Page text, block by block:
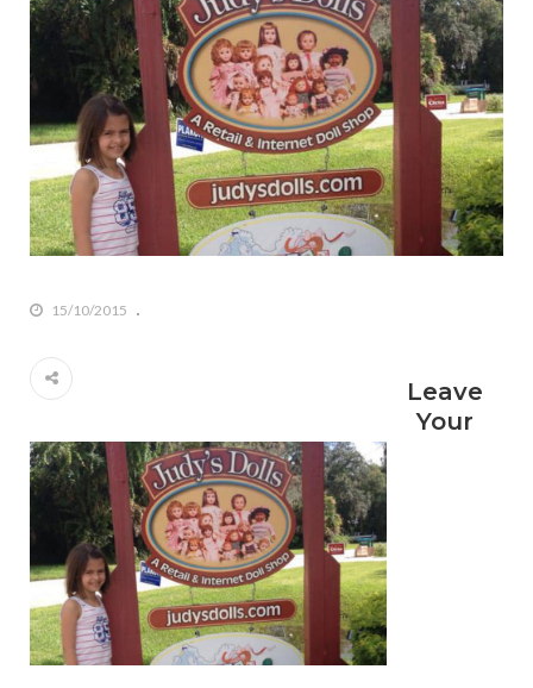
15/10/2015
Leave
Your